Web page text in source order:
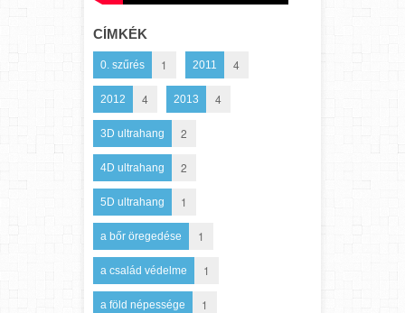
CÍMKÉK
0. szűrés 1 2011 4
2012 4 2013 4
3D ultrahang 2
4D ultrahang 2
5D ultrahang 1
a bőr öregedése 1
a család védelme 1
a föld népessége 1